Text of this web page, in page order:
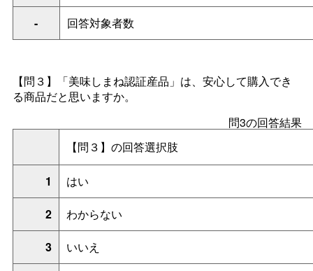
- 回答対象者数
【問３】「美味しまね認証産品」は、安心して購入でき
る商品だと思いますか。
問3の回答結果
【問３】の回答選択肢
1 はい
2 わからない
3 いいえ